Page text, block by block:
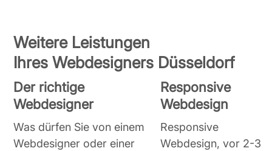
Weitere Leistungen
Ihres Webdesigners Düsseldorf
Der richtige
Webdesigner
Was dürfen Sie von einem
Webdesigner oder einer
Responsive
Webdesign
Responsive
Webdesign, vor 2-3